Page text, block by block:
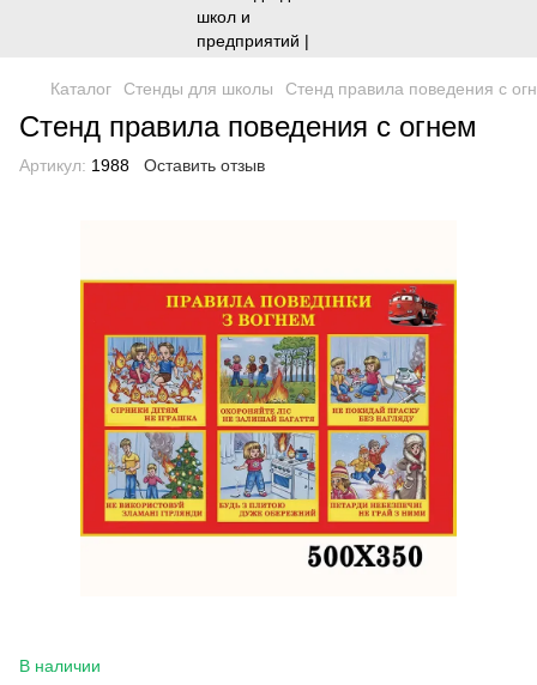
Каталог Стенды для школы Стенд правила поведения с
Стенд правила поведения с огнем
Артикул: 1988 Оставить отзыв
В наличии